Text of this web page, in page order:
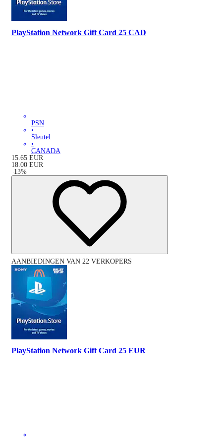
PlayStation Network Gift Card 25 CAD
PSN
•
Sleutel
•
CANADA
15.65 EUR
18.00 EUR
-13%
AANBIEDINGEN VAN 22 VERKOPERS
PlayStation Network Gift Card 25 EUR